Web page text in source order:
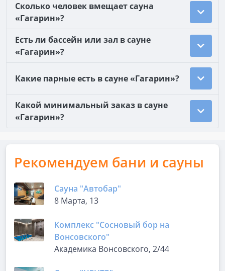
Сколько человек вмещает сауна
«Гагарин»?
Есть ли бассейн или зал в сауне
«Гагарин»?
Какие парные есть в сауне «Гагарин»?
Какой минимальный заказ в сауне
«Гагарин»?
Рекомендуем бани и сауны
Сауна "Автобар"
8 Марта, 13
Комплекс "Сосновый бор на
Вонсовского"
Академика Вонсовского, 2/44